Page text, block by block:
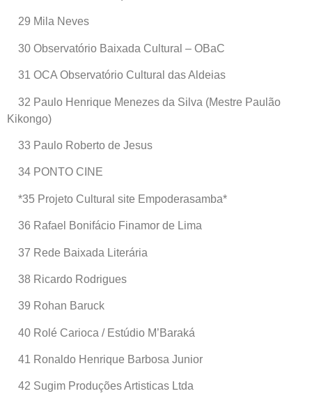
29 Mila Neves
30 Observatório Baixada Cultural – OBaC
31 OCA Observatório Cultural das Aldeias
32 Paulo Henrique Menezes da Silva (Mestre Paulão
Kikongo)
33 Paulo Roberto de Jesus
34 PONTO CINE
*35 Projeto Cultural site Empoderasamba*
36 Rafael Bonifácio Finamor de Lima
37 Rede Baixada Literária
38 Ricardo Rodrigues
39 Rohan Baruck
40 Rolé Carioca / Estúdio M’Baraká
41 Ronaldo Henrique Barbosa Junior
42 Sugim Produções Artisticas Ltda